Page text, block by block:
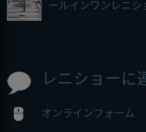
ールインワンレニシ
レニショーに
オンラインフォーム